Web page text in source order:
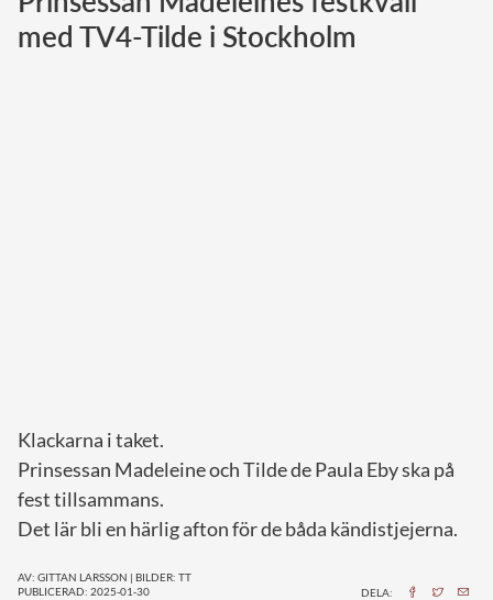
Norska kungahuset
med TV4-Tilde i Stockholm
Klackarna i taket.
Prinsessan Madeleine och Tilde de Paula Eby ska på
fest tillsammans.
Det lär bli en härlig afton för de båda kändistjejerna.
AV: GITTAN LARSSON | BILDER: TT
PUBLICERAD: 2025-01-30
DELA: